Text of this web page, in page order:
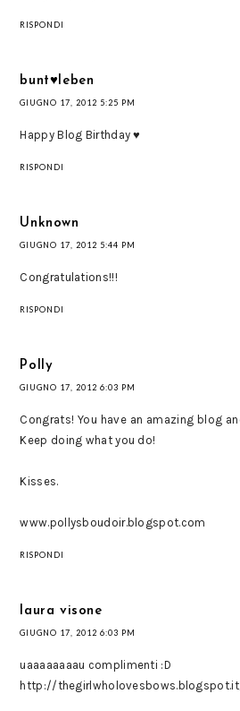
RISPONDI
bunt♥leben
GIUGNO 17, 2012 5:25 PM
Happy Blog Birthday ♥
RISPONDI
Unknown
GIUGNO 17, 2012 5:44 PM
Congratulations!!!
RISPONDI
Polly
GIUGNO 17, 2012 6:03 PM
Congrats! You have an amazing blog
Keep doing what you do!
Kisses.
www.pollysboudoir.blogspot.com
RISPONDI
laura visone
GIUGNO 17, 2012 6:03 PM
uaaaaaaaau complimenti :D
http://